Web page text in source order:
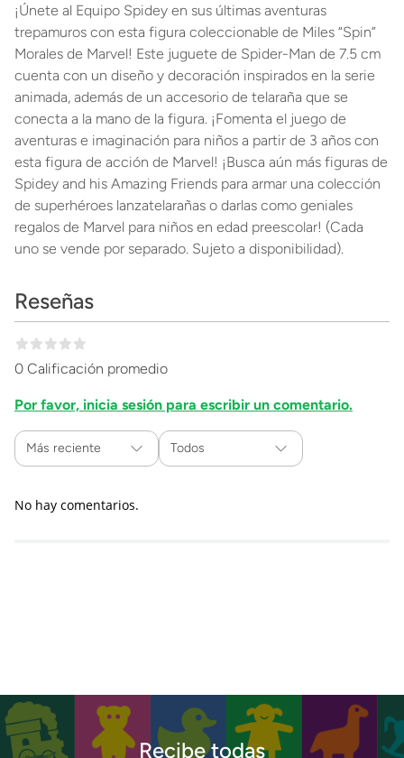
¡Únete al Equipo Spidey en sus últimas aventuras
trepamuros con esta figura coleccionable de Miles “Spin”
Morales de Marvel! Este juguete de Spider-Man de 7.5 cm
cuenta con un diseño y decoración inspirados en la serie
animada, además de un accesorio de telaraña que se
conecta a la mano de la figura. ¡Fomenta el juego de
aventuras e imaginación para niños a partir de 3 años con
esta figura de acción de Marvel! ¡Busca aún más figuras de
Spidey and his Amazing Friends para armar una colección
de superhéroes lanzatelarañas o darlas como geniales
regalos de Marvel para niños en edad preescolar! (Cada
uno se vende por separado. Sujeto a disponibilidad).
Reseñas
0 Calificación promedio
Por favor, inicia sesión para escribir un comentario.
Más reciente Todos
No hay comentarios.
Recibe todas